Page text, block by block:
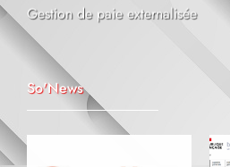
Gestion de paie externalisée
So'News